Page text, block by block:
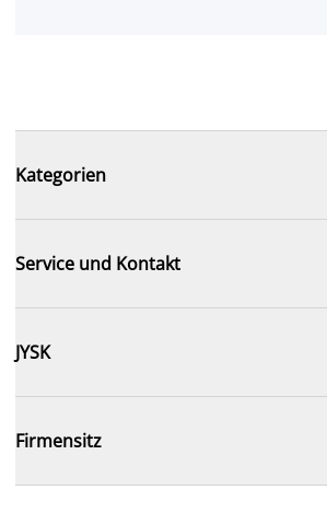
Kategorien
Service und Kontakt
JYSK
Firmensitz